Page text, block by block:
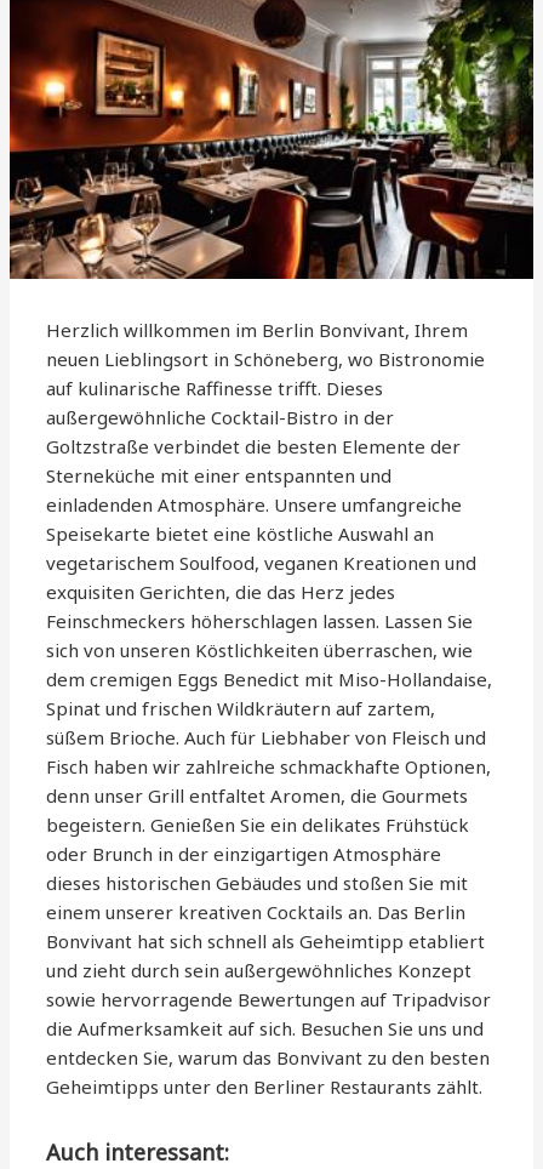
Herzlich willkommen im Berlin Bonvivant, Ihrem
neuen Lieblingsort in Schöneberg, wo Bistronomie
auf kulinarische Raffinesse trifft. Dieses
außergewöhnliche Cocktail-Bistro in der
Goltzstraße verbindet die besten Elemente der
Sterneküche mit einer entspannten und
einladenden Atmosphäre. Unsere umfangreiche
Speisekarte bietet eine köstliche Auswahl an
vegetarischem Soulfood, veganen Kreationen und
exquisiten Gerichten, die das Herz jedes
Feinschmeckers höherschlagen lassen. Lassen Sie
sich von unseren Köstlichkeiten überraschen, wie
dem cremigen Eggs Benedict mit Miso-Hollandaise,
Spinat und frischen Wildkräutern auf zartem,
süßem Brioche. Auch für Liebhaber von Fleisch und
Fisch haben wir zahlreiche schmackhafte Optionen,
denn unser Grill entfaltet Aromen, die Gourmets
begeistern. Genießen Sie ein delikates Frühstück
oder Brunch in der einzigartigen Atmosphäre
dieses historischen Gebäudes und stoßen Sie mit
einem unserer kreativen Cocktails an. Das Berlin
Bonvivant hat sich schnell als Geheimtipp etabliert
und zieht durch sein außergewöhnliches Konzept
sowie hervorragende Bewertungen auf Tripadvisor
die Aufmerksamkeit auf sich. Besuchen Sie uns und
entdecken Sie, warum das Bonvivant zu den besten
Geheimtipps unter den Berliner Restaurants zählt.
Auch interessant: